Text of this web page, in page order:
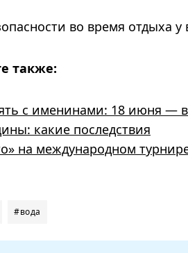
во время отдыха у
также:
с именинами: 18 июня —
какие последствия
на международном
#вода